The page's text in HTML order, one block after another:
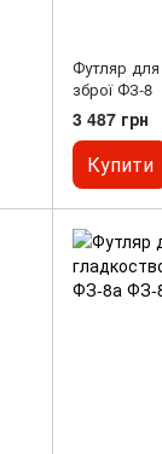
Футляр для
зброї ФЗ-8
3 487 грн
Купити